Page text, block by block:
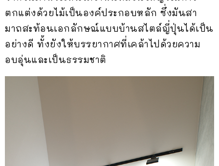
ตกแต่งด้วยไม้เป็นองค์ประกอบหลัก ซึ่งมันสา
มาถสะท้อนเอกลักษณ์แบบบ้านสไตล์ญี่ปุ่นได้เป็น
อย่างดี ทั้งยังให้บรรยากาศที่เคล้าไปด้วยความ
อบอุ่นและเป็นธรรมชาติ